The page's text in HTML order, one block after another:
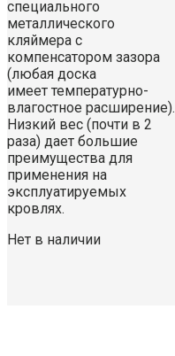
специального
металлического
кляймера с
компенсатором зазора
(любая доска
имеет температурно-
влагостное расширение).
Низкий вес (почти в 2
раза) дает большие
преимущества для
применения на
эксплуатируемых
кровлях.
Нет в наличии